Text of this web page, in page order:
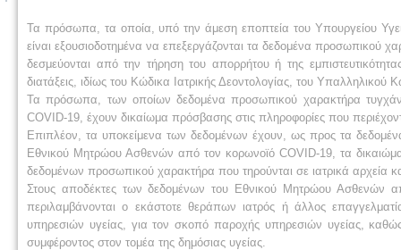
Τα πρόσωπα, τα οποία, υπό την άμεση εποπτεία του Υπουργείου
είναι εξουσιοδοτημένα να επεξεργάζονται τα δεδομένα
δεσμεύονται από την τήρηση του απορρήτου ή της
διατάξεις, ιδίως του Κώδικα Ιατρικής Δεοντολογίας, του Υπαλληλικού
Τα πρόσωπα, των οποίων δεδομένα προσωπικού χαρακτήρα
COVID-19, έχουν δικαίωμα πρόσβασης στις πληροφορίες που
Επιπλέον, τα υποκείμενα των δεδομένων έχουν, ως προς τα
Εθνικού Μητρώου Ασθενών από τον κορωνοϊό COVID-19, τα
δεδομένων προσωπικού χαρακτήρα που τηρούνται σε ιατρικά αρχεία
Στους αποδέκτες των δεδομένων του Εθνικού Μητρώου
περιλαμβάνονται ο εκάστοτε θεράπων ιατρός ή άλλος
υπηρεσιών υγείας, για τον σκοπό παροχής υπηρεσιών υγείας,
συμφέροντος στον τομέα της δημόσιας υγείας.